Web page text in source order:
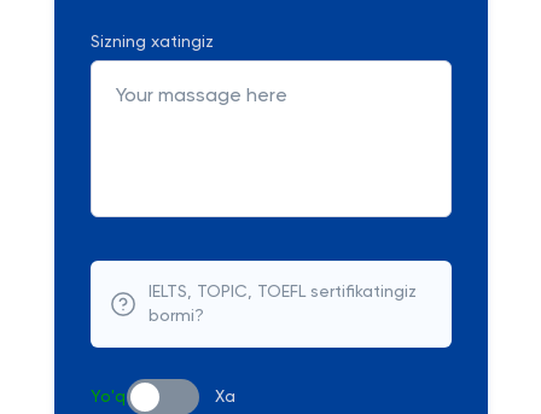
Sizning xatingiz
IELTS, TOPIC, TOEFL sertifikatingiz
bormi?
Yo'q Xa